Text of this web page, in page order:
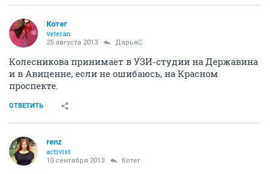
Котег
veteran
25 августа 2013 ДарьяС
Колесникова принимает в УЗИ-студии на Державина
и в Авиценне, если не ошибаюсь, на Красном
проспекте.
ОТВЕТИТЬ
renz
activist
10 сентября 2013 Котег